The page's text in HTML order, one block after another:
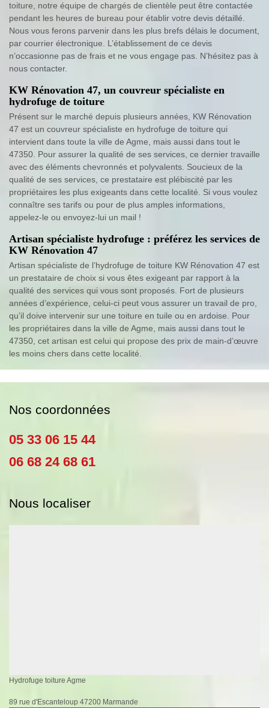
toiture, notre équipe de chargés de clientèle peut être contactée
pendant les heures de bureau pour établir votre devis détaillé.
Nous vous ferons parvenir dans les plus brefs délais le document,
par courrier électronique. L’établissement de ce devis
n’occasionne pas de frais et ne vous engage pas. N’hésitez pas à
nous contacter.
KW Rénovation 47, un couvreur spécialiste en
hydrofuge de toiture
Présent sur le marché depuis plusieurs années, KW Rénovation
47 est un couvreur spécialiste en hydrofuge de toiture qui
intervient dans toute la ville de Agme, mais aussi dans tout le
47350. Pour assurer la qualité de ses services, ce dernier travaille
avec des éléments chevronnés et polyvalents. Soucieux de la
qualité de ses services, ce prestataire est plébiscité par les
propriétaires les plus exigeants dans cette localité. Si vous voulez
connaître ses tarifs ou pour de plus amples informations,
appelez-le ou envoyez-lui un mail !
Artisan spécialiste hydrofuge : préférez les services de
KW Rénovation 47
Artisan spécialiste de l’hydrofuge de toiture KW Rénovation 47 est
un prestataire de choix si vous êtes exigeant par rapport à la
qualité des services qui vous sont proposés. Fort de plusieurs
années d’expérience, celui-ci peut vous assurer un travail de pro,
qu’il doive intervenir sur une toiture en tuile ou en ardoise. Pour
les propriétaires dans la ville de Agme, mais aussi dans tout le
47350, cet artisan est celui qui propose des prix de main-d’œuvre
les moins chers dans cette localité.
Nos coordonnées
05 33 06 15 44
06 68 24 68 61
Nous localiser
Hydrofuge toiture Agme
89 rue d'Escanteloup 47200 Marmande